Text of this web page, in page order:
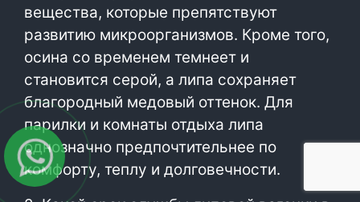
вещества, которые препятствуют
развитию микроорганизмов. Кроме того,
осина со временем темнеет и
становится серой, а липа сохраняет
благородный медовый оттенок. Для
парилки и комнаты отдыха липа
однозначно предпочтительнее по
комфорту, теплу и долговечности.